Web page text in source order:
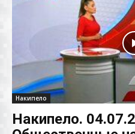
Накипело
Накипело.